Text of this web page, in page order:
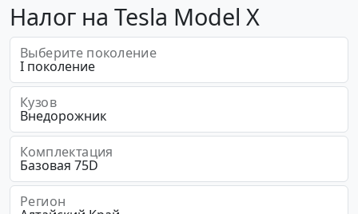
Налог на Tesla Model X
Выберите поколение
Кузов
Комплектация
Регион